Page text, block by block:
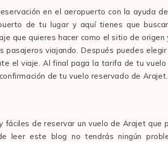
en el aeropuerto con la ayuda
de tu lugar y aquí tienes que
que quieres hacer como el sitio de
pasajeros viajando. Después puedes
el viaje. Al final paga la tarifa de tu
de tu vuelo reservado de Arajet.
fáciles de reservar un vuelo de Arajet que
leer este blog no tendrás ningún